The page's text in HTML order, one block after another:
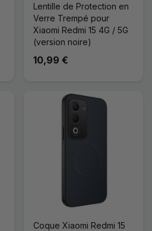
Lentille de Protection en
Verre Trempé pour
Xiaomi Redmi 15 4G / 5G
(version noire)
10,99 €
Coque Xiaomi Redmi 15